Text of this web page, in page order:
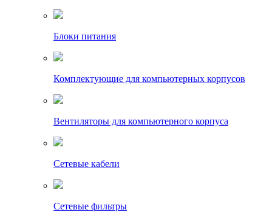
Блоки питания
Комплектующие для компьютерных корпусов
Вентиляторы для компьютерного корпуса
Сетевые кабели
Сетевые фильтры